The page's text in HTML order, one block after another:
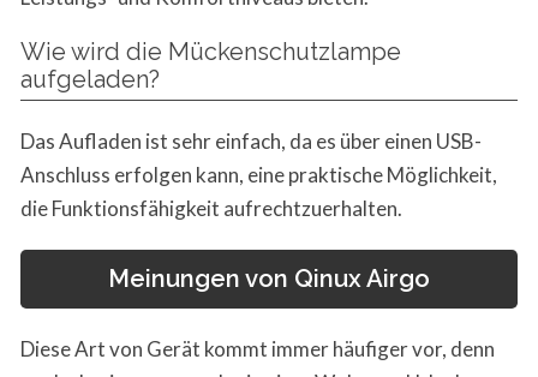
Wie wird die Mückenschutzlampe
aufgeladen?
Das Aufladen ist sehr einfach, da es über einen USB-
Anschluss erfolgen kann, eine praktische Möglichkeit,
die Funktionsfähigkeit aufrechtzuerhalten.
Meinungen von Qinux Airgo
Diese Art von Gerät kommt immer häufiger vor, denn